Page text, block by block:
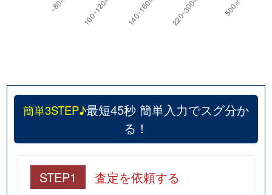
簡単3STEP♪最短45秒 簡単入力でスグ分か
る！
STEP1 査定を依頼する